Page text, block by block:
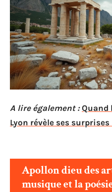
A lire également : Quand
Lyon révèle ses
Apollon dieu des
musique et la